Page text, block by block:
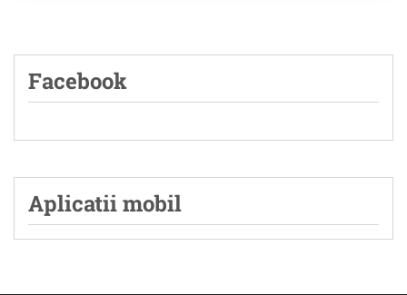
Facebook
Aplicatii mobil